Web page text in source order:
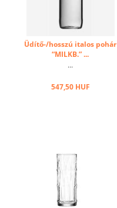
Üdítő-/hosszú italos pohár
“MILKB.” ...
...
547,50 HUF